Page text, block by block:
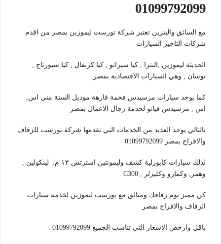
01099792099
مع السائق والبنزين تعتبر شركة تورست ليموزين بمصر من اقدم
شركات التاجير السيارات
الحديثة ليموزين ,النترا , كيا سيراتو , كيا كرنفال , كيا سبورتاج ,
توسان , وهي السيارات الاقتصادية بمصر
كما يوجد سيارات مرسيدس فخمة فارهة موديل السنة مني اس,
اس , مرسيدس فيانو لخدمة رجال الاعمال بمصر
بالتالي يوجد العديد من الخدمات التي تقدمها شركة تورست للزفاف
والافراح بمصر 01099792099
لذلك سيارات كابورلية كشف وليمونتين استرتش ١٢ م. لينكولين ,
وهمر, وكمارو وكليزلر , C300
كن مميز يوم زفافك ومتالق مع تورست ليموزين لخدمة سيارات
الزفاف والافراح بمصر
باقل وارخص الاسعار التي تناسب الجميع 01099792099 .